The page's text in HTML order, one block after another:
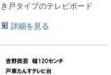
き戸タイプのテレビボード
詳細を見る